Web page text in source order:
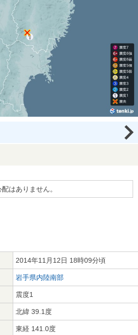
はありません。
2014年11月12日 18時09分頃
岩手県内陸南部
震度1
北緯 39.1度
東経 141.0度